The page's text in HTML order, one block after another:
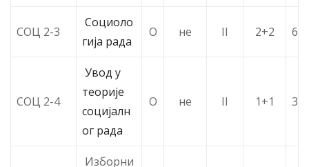
СОЦ 2-3
Социоло
гија рада
О не II 2+2 6
СОЦ 2-4
Увод у
теорије
социјалн
ог рада
О не II 1+1 3
Изборни